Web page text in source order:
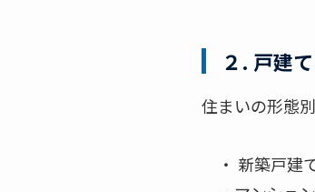
２. 戸建
住まいの形態
・ 新築戸建